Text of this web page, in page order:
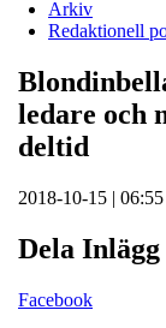
Arkiv
Redaktionell
ledare och
deltid
2018-10-15 | 06:55
Dela Inlägg
Facebook